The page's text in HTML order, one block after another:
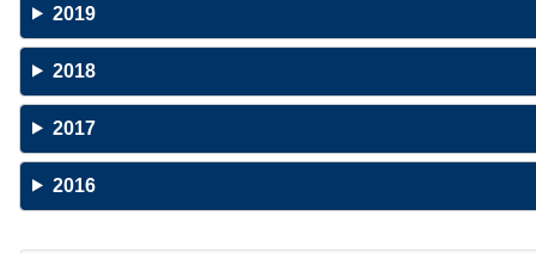
2019
2018
2017
2016